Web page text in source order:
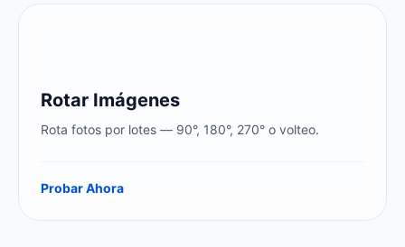
Rotar Imágenes
Rota fotos por lotes — 90°, 180°, 270° o volteo.
Probar Ahora